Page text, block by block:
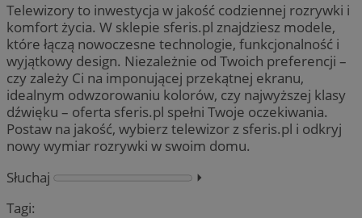
Telewizory to inwestycja w jakość codziennej rozrywki i
komfort życia. W sklepie sferis.pl znajdziesz modele,
które łączą nowoczesne technologie, funkcjonalność i
wyjątkowy design. Niezależnie od Twoich preferencji –
czy zależy Ci na imponującej przekątnej ekranu,
idealnym odwzorowaniu kolorów, czy najwyższej klasy
dźwięku – oferta sferis.pl spełni Twoje oczekiwania.
Postaw na jakość, wybierz telewizor z sferis.pl i odkryj
nowy wymiar rozrywki w swoim domu.
Słuchaj
⏵︎
Tagi: